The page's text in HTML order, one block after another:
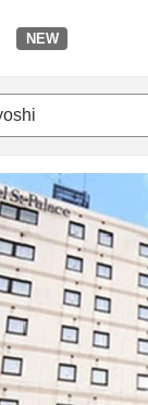
NEW
รีวิวสิ่่งอำนวยความสะด